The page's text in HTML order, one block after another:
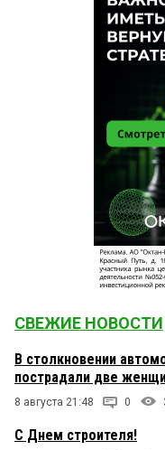
СВЕЖИЕ НОВОСТИ
В столкновении
пострадали две
8 августа 21:48 0
С Днем строителя!